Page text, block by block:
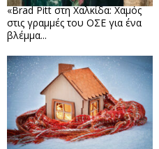
«Brad Pitt στη Χαλκίδα: Χαμός
στις γραμμές του ΟΣΕ για ένα
βλέμμα...